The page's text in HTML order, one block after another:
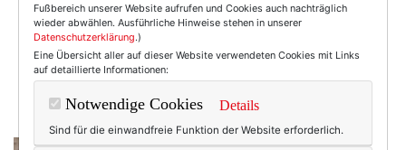
Tag: Yoga Lernen
Fußbereich unserer Website aufrufen und Cookies auch nachträglich
wieder abwählen. Ausführliche Hinweise stehen in unserer
Datenschutzerklärung.)
Eine Übersicht aller auf dieser Website verwendeten Cookies mit Links
auf detaillierte Informationen:
Notwendige Cookies Details
Sind für die einwandfreie Funktion der Website erforderlich.